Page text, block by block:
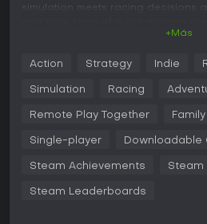
simulation meets racing decisions
outcomes will keep coming back
We're in shock! The cops got us
There are several options for this,
can be right!
The first option is to get off the bus.
hour. Gopnik wasn't too thrilled
because it was better than staying
+Más
Action Strategy Indie
Simulation Racing
Remote Play Together
Single-player Downloadable
Steam Achievements Steam
Steam Leaderboards